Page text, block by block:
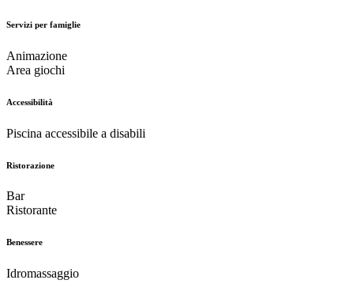
Servizi per famiglie
Animazione
Area giochi
Accessibilità
Piscina accessibile a disabili
Ristorazione
Bar
Ristorante
Benessere
Idromassaggio